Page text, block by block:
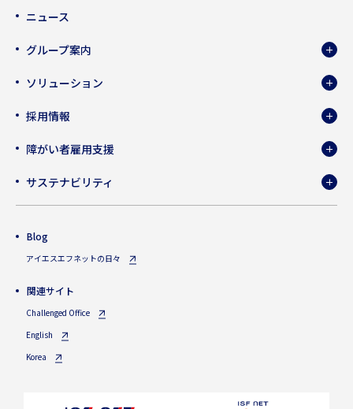
ニュース
グループ案内
ソリューション
採用情報
障がい者雇用支援
サステナビリティ
Blog
アイエスエフネットの日々
関連サイト
Challenged Office
English
Korea